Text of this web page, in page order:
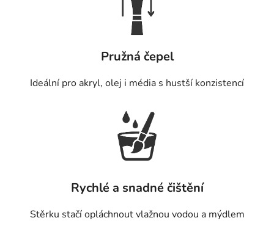
Pružná čepel
Ideální pro akryl, olej i média s hustší konzistencí
Rychlé a snadné čištění
Stěrku stačí opláchnout vlažnou vodou a mýdlem